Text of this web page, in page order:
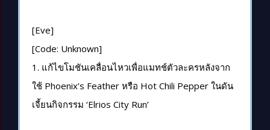
[Eve]
[Code: Unknown]
1. แก้ไขโมชันเคลื่อนไหวเพื่อแมทช์ตัวละครหลังจาก
ใช้ Phoenix’s Feather หรือ Hot Chili Pepper ในดัน
เจี้ยนกิจกรรม ‘Elrios City Run’